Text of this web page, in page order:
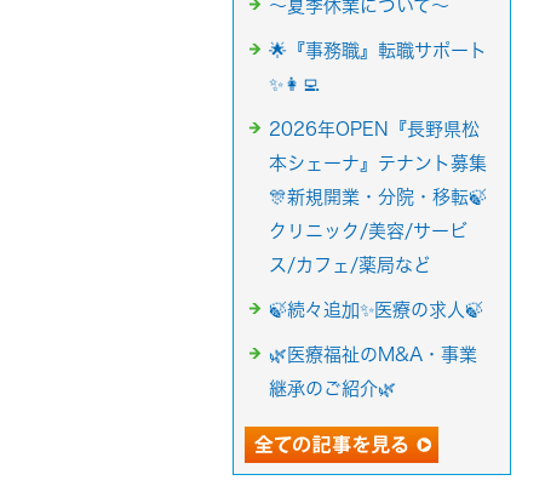
～夏季休業について～
🌟『事務職』転職サポート
✨👩‍💻
2026年OPEN『長野県松
本シェーナ』テナント募集
🎊新規開業・分院・移転🍃
クリニック/美容/サービ
ス/カフェ/薬局など
🍃続々追加✨医療の求人🍃
🌿医療福祉のM&A・事業
継承のご紹介🌿